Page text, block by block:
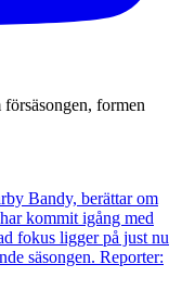
formen